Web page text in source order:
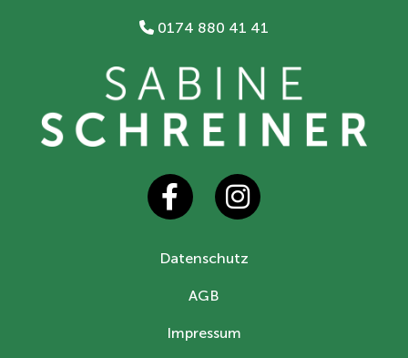
0174 880 41 41
Datenschutz
AGB
Impressum